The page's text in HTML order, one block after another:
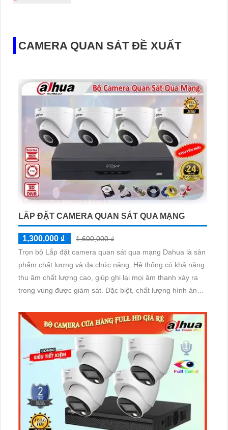
CAMERA QUAN SÁT ĐỀ XUẤT
LẮP ĐẶT CAMERA QUAN SÁT QUA MẠNG
1,300,000 ₫
1,600,000 ₫
Trọn bộ Lắp đặt camera quan sát qua mạng Dahua là sản
phẩm chất lượng và đa chức năng. Hệ thống có khả năng
thu âm chất lượng cao, giúp ghi lại mọi âm thanh xảy ra
trong vùng được giám sát. Đặc biệt, chất lượng hình ảnh
mọi chi tiết một cách rõ ràng. Khả năng giám sát từ xa
cũng là một ưu điểm đáng kể với độ ổn định cao